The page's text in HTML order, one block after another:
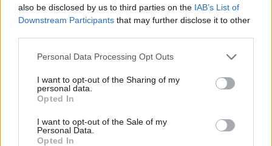
also be disclosed by us to third parties on the IAB’s List of
Downstream Participants that may further disclose it to other
Personal Data Processing Opt Outs
I want to opt-out of the Sharing of my
personal data.
Opted In
I want to opt-out of the Sale of my
Personal Data.
Opted In
Jubilál idén a Szarvasi Szilvanapok
Greendex Szemle